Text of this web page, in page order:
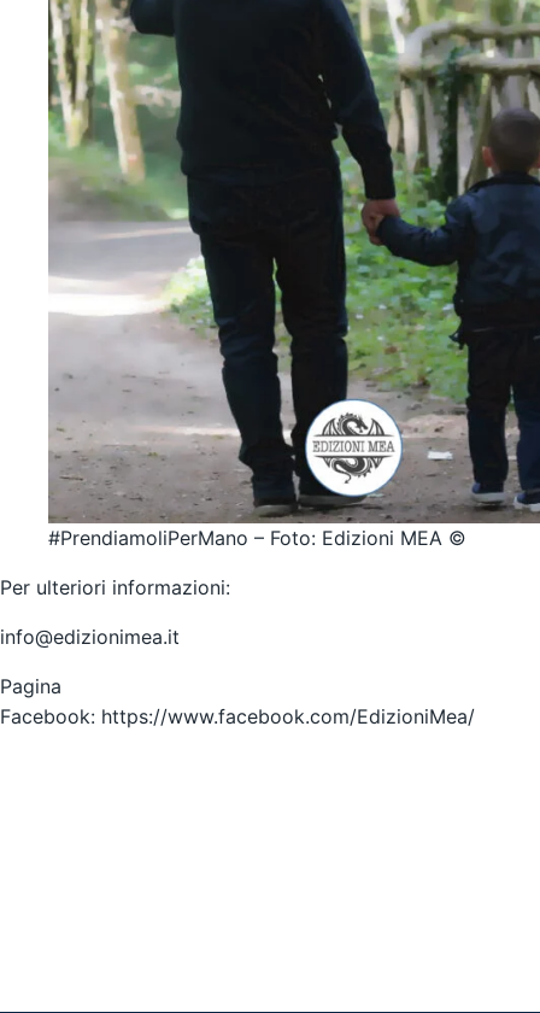
#PrendiamoliPerMano – Foto: Edizioni MEA ©
Per ulteriori informazioni:
info@edizionimea.it
Pagina
Facebook: https://www.facebook.com/EdizioniMea/